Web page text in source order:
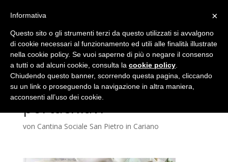
riciclo-tappi-sughero-
portachiavi
von Cantina Sociale San Pietro in Cariano
×
Informativa
Questo sito o gli strumenti terzi da questo utilizzati si avvalgono
di cookie necessari al funzionamento ed utili alle finalità illustrate
nella cookie policy. Se vuoi saperne di più o negare il consenso
a tutti o ad alcuni cookie, consulta la cookie policy
Chiudendo questo banner, scorrendo questa pagina, cliccando
su un link o proseguendo la navigazione in altra maniera,
acconsenti all’uso dei cookie.